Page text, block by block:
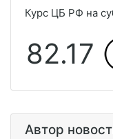
Курс ЦБ РФ на
82.17
Автор